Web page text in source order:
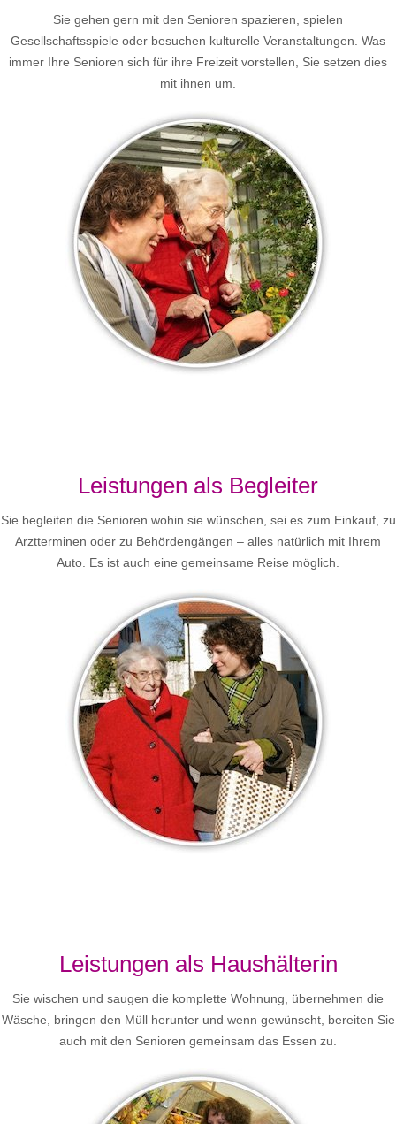
Sie gehen gern mit den Senioren spazieren, spielen
Gesellschaftsspiele oder besuchen kulturelle Veranstaltungen. Was
immer Ihre Senioren sich für ihre Freizeit vorstellen, Sie setzen dies
mit ihnen um.
Leistungen als Begleiter
Sie begleiten die Senioren wohin sie wünschen, sei es zum Einkauf, zu
Arztterminen oder zu Behördengängen – alles natürlich mit Ihrem
Auto. Es ist auch eine gemeinsame Reise möglich.
Leistungen als Haushälterin
Sie wischen und saugen die komplette Wohnung, übernehmen die
Wäsche, bringen den Müll herunter und wenn gewünscht, bereiten Sie
auch mit den Senioren gemeinsam das Essen zu.